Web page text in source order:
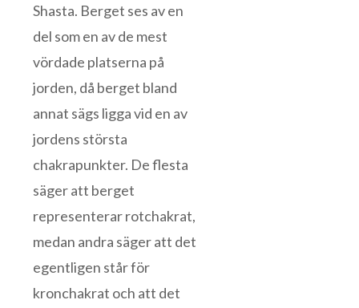
Shasta. Berget ses av en
del som en av de mest
vördade platserna på
jorden, då berget bland
annat sägs ligga vid en av
jordens största
chakrapunkter. De flesta
säger att berget
representerar rotchakrat,
medan andra säger att det
egentligen står för
kronchakrat och att det